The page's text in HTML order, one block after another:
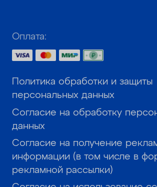
Оплата:
Политика обработки и защиты
персональных данных
Согласие на обработку
данных
Согласие на получение
информации (в том числе в
рекламной рассылки)